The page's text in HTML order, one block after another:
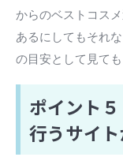
からのベストコス
あるにしてもそれ
の目安として見て
ポイント
行うサイ